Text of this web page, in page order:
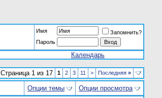
Имя
Запомнить?
Пароль
Календарь
Страница 1 из 17 1 2 3 11 > Последняя »
Опции темы
Опции просмотра